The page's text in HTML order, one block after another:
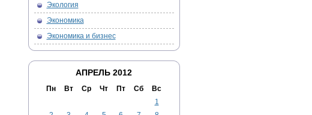
Экология
Экономика
Экономика и бизнес
АПРЕЛЬ 2012
Пн Вт Ср Чт Пт Сб Вс
1